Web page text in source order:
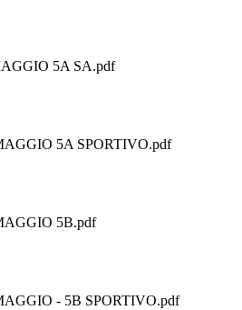
5A SA.pdf
5A SPORTIVO.pdf
5B.pdf
- 5B SPORTIVO.pdf